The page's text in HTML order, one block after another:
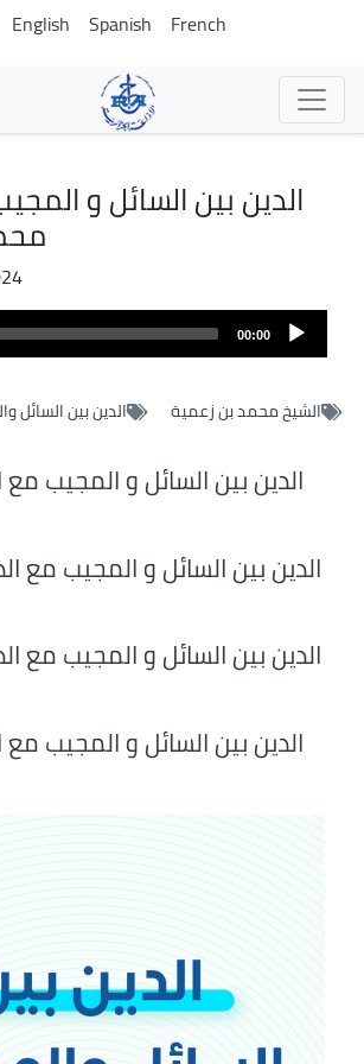
Skip
to
main
content
English Spanish French
الدين بين السائل و
00:00
الشيخ محمد بن زعمية الدين بين السائل
الدين بين السائل و المجيب
الدين بين السائل و المجيب مع
الدين بين السائل و المجيب مع
الدين بين السائل و المجيب